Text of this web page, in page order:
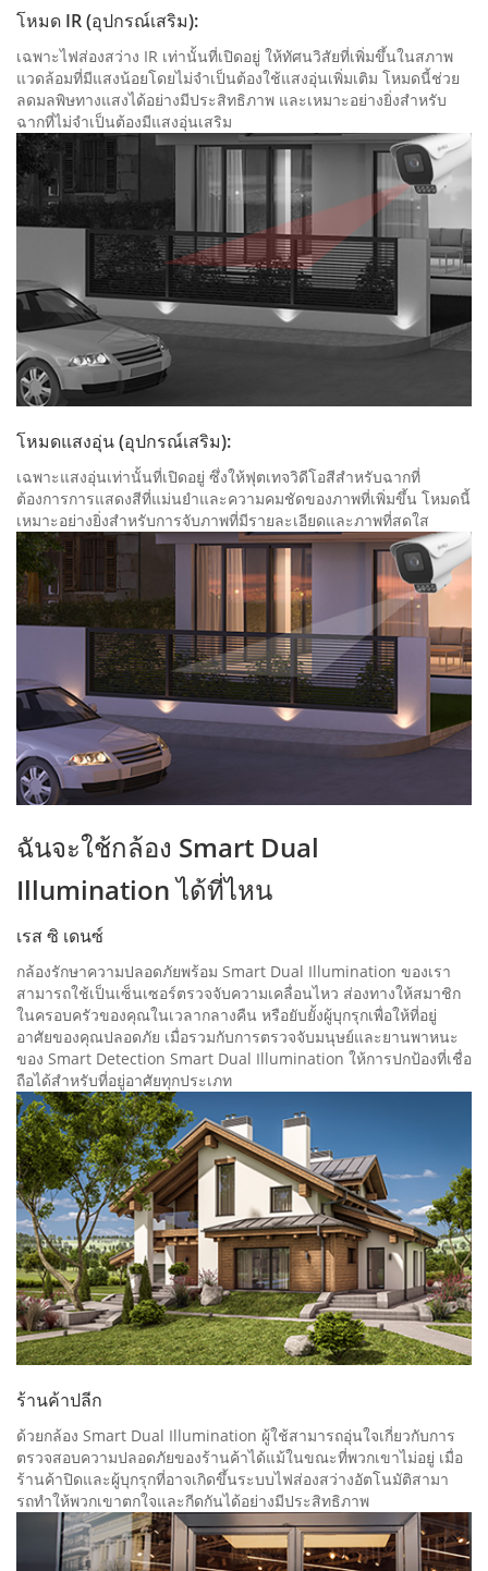
โหมด IR (อุปกรณ์เสริม):
เฉพาะไฟส่องสว่าง IR เท่านั้นที่เปิดอยู่ ให้ทัศนวิสัยที่เพิ่มขึ้นในสภาพ
แวดล้อมที่มีแสงน้อยโดยไม่จําเป็นต้องใช้แสงอุ่นเพิ่มเติม โหมดนี้ช่วย
ลดมลพิษทางแสงได้อย่างมีประสิทธิภาพ และเหมาะอย่างยิ่งสําหรับ
ฉากที่ไม่จําเป็นต้องมีแสงอุ่นเสริม
โหมดแสงอุ่น (อุปกรณ์เสริม):
เฉพาะแสงอุ่นเท่านั้นที่เปิดอยู่ ซึ่งให้ฟุตเทจวิดีโอสีสําหรับฉากที่
ต้องการการแสดงสีที่แม่นยําและความคมชัดของภาพที่เพิ่มขึ้น โหมดนี้
เหมาะอย่างยิ่งสําหรับการจับภาพที่มีรายละเอียดและภาพที่สดใส
ฉันจะใช้กล้อง Smart Dual
Illumination ได้ที่ไหน
เรส ซิ เดนซ์
กล้องรักษาความปลอดภัยพร้อม Smart Dual Illumination ของเรา
สามารถใช้เป็นเซ็นเซอร์ตรวจจับความเคลื่อนไหว ส่องทางให้สมาชิก
ในครอบครัวของคุณในเวลากลางคืน หรือยับยั้งผู้บุกรุกเพื่อให้ที่อยู่
อาศัยของคุณปลอดภัย เมื่อรวมกับการตรวจจับมนุษย์และยานพาหนะ
ของ Smart Detection Smart Dual Illumination ให้การปกป้องที่เชื่อ
ถือได้สําหรับที่อยู่อาศัยทุกประเภท
ร้านค้าปลีก
ด้วยกล้อง Smart Dual Illumination ผู้ใช้สามารถอุ่นใจเกี่ยวกับการ
ตรวจสอบความปลอดภัยของร้านค้าได้แม้ในขณะที่พวกเขาไม่อยู่ เมื่อ
ร้านค้าปิดและผู้บุกรุกที่อาจเกิดขึ้นระบบไฟส่องสว่างอัตโนมัติสามา
รถทําให้พวกเขาตกใจและกีดกันได้อย่างมีประสิทธิภาพ